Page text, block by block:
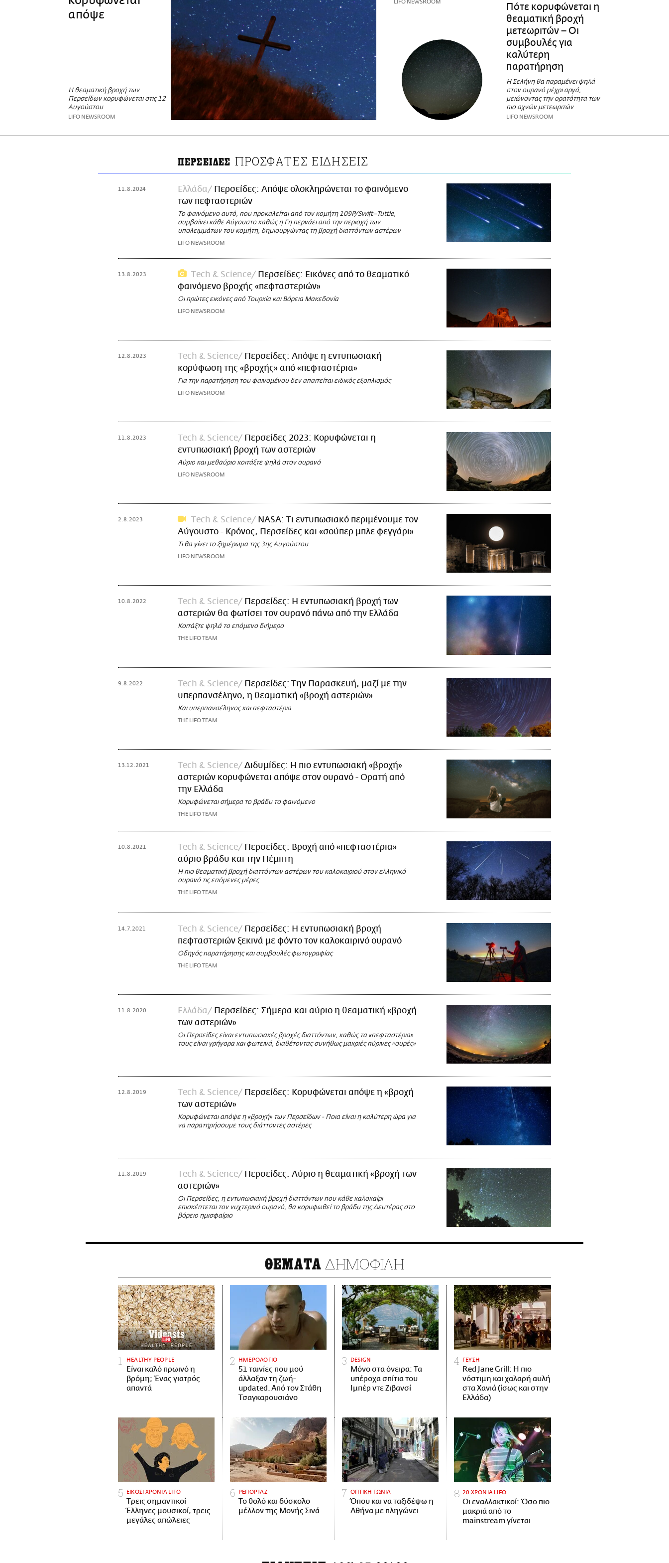
απόψε
Η θεαματική βροχή των
Περσείδων κορυφώνεται στις 12
Αυγούστου
LIFO NEWSROOM
LIFO NEWSROOM
Πότε κορυφώνεται η
θεαματική βροχή
μετεωριτών – Οι
συμβουλές για
καλύτερη
παρατήρηση
Η Σελήνη θα παραμένει ψηλά
στον ουρανό μέχρι αργά,
μειώνοντας την ορατότητα των
πιο αχνών μετεωριτών
LIFO NEWSROOM
ΠΕΡΣΕΙΔΕΣ ΠΡΟΣΦΑΤΕΣ ΕΙΔΗΣΕΙΣ
11.8.2024 Ελλάδα
Περσείδες: Απόψε ολοκληρώνεται το φαινόμενο
των πεφταστεριών
Το φαινόμενο αυτό, που προκαλείται από τον κομήτη 109P/Swift–Tuttle,
συμβαίνει κάθε Αύγουστο καθώς η Γη περνάει από την περιοχή των
υπολειμμάτων του κομήτη, δημιουργώντας τη βροχή διαττόντων αστέρων
LIFO NEWSROOM
13.8.2023 Τech & Science
Περσείδες: Εικόνες από το θεαματικό
φαινόμενο βροχής «πεφταστεριών»
Οι πρώτες εικόνες από Τουρκία και Βόρεια Μακεδονία
LIFO NEWSROOM
12.8.2023 Τech & Science
Περσείδες: Απόψε η εντυπωσιακή
κορύφωση της «βροχής» από «πεφταστέρια»
Για την παρατήρηση του φαινομένου δεν απαιτείται ειδικός εξοπλισμός
LIFO NEWSROOM
11.8.2023 Τech & Science
Περσείδες 2023: Κορυφώνεται η
εντυπωσιακή βροχή των αστεριών
Αύριο και μεθαύριο κοιτάξτε ψηλά στον ουρανό
LIFO NEWSROOM
2.8.2023 Τech & Science
NASA: Τι εντυπωσιακό περιμένουμε τον
Αύγουστο - Κρόνος, Περσείδες και «σούπερ μπλε φεγγάρι»
Τι θα γίνει το ξημέρωμα της 3ης Αυγούστου
LIFO NEWSROOM
10.8.2022 Τech & Science
Περσείδες: Η εντυπωσιακή βροχή των
αστεριών θα φωτίσει τον ουρανό πάνω από την Ελλάδα
Κοιτάξτε ψηλά το επόμενο διήμερο
THE LIFO TEAM
9.8.2022 Τech & Science
Περσείδες: Την Παρασκευή, μαζί με την
υπερπανσέληνο, η θεαματική «βροχή αστεριών»
Και υπερπανσέληνος και πεφταστέρια
THE LIFO TEAM
13.12.2021 Τech & Science
Διδυμίδες: Η πιο εντυπωσιακή «βροχή»
αστεριών κορυφώνεται απόψε στον ουρανό - Ορατή από
την Ελλάδα
Κορυφώνεται σήμερα το βράδυ το φαινόμενο
THE LIFO TEAM
10.8.2021 Τech & Science
Περσείδες: Bροχή από «πεφταστέρια»
αύριο βράδυ και την Πέμπτη
Η πιο θεαματική βροχή διαττόντων αστέρων του καλοκαιριού στον ελληνικό
ουρανό τις επόμενες μέρες
THE LIFO TEAM
14.7.2021 Τech & Science
Περσείδες: Η εντυπωσιακή βροχή
πεφταστεριών ξεκινά με φόντο τον καλοκαιρινό ουρανό
Οδηγός παρατήρησης και συμβουλές φωτογραφίας
THE LIFO TEAM
11.8.2020 Ελλάδα
Περσείδες: Σήμερα και αύριο η θεαματική «βροχή
των αστεριών»
Οι Περσείδες είναι εντυπωσιακές βροχές διαττόντων, καθώς τα «πεφταστέρια»
τους είναι γρήγορα και φωτεινά, διαθέτοντας συνήθως μακριές πύρινες «ουρές»
12.8.2019 Τech & Science
Περσείδες: Κορυφώνεται απόψε η «βροχή
των αστεριών»
Κορυφώνεται απόψε η «βροχή» των Περσείδων - Ποια είναι η καλύτερη ώρα για
να παρατηρήσουμε τους διάττοντες αστέρες
11.8.2019 Τech & Science
Περσείδες: Αύριο η θεαματική «βροχή των
αστεριών»
Οι Περσείδες, η εντυπωσιακή βροχή διαττόντων που κάθε καλοκαίρι
επισκέπτεται τον νυχτερινό ουρανό, θα κορυφωθεί το βράδυ της Δευτέρας στο
βόρειο ημισφαίριο
ΘΕΜΑΤΑ ΔΗΜΟΦΙΛΗ
HEALTHY PEOPLE
Είναι καλό πρωινό η
βρόμη; Ένας γιατρός
απαντά
ΗΜΕΡΟΛΟΓΙΟ
51 ταινίες που μού
άλλαξαν τη ζωή-
updated. Aπό τον Στάθη
Τσαγκαρουσιάνο
DESIGN
Μόνο στα όνειρα: Τα
υπέροχα σπίτια του
Ιμπέρ ντε Ζιβανσί
ΓΕΥΣΗ
Red Jane Grill: Η πιο
νόστιμη και χαλαρή αυλή
στα Χανιά (ίσως και στην
Ελλάδα)
ΕΙΚΟΣΙ ΧΡΟΝΙΑ LIFO
Tρεις σημαντικοί
Έλληνες μουσικοί, τρεις
μεγάλες απώλειες
ΡΕΠΟΡΤΑΖ
Το θολό και δύσκολο
μέλλον της Μονής Σινά
ΟΠΤΙΚΗ ΓΩΝΙΑ
Όπου και να ταξιδέψω η
Αθήνα με πληγώνει
20 ΧΡΟΝΙΑ LIFO
Οι εναλλακτικοί: Όσο πιο
μακριά από το
mainstream γίνεται